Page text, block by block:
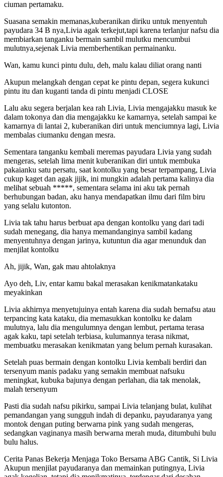
ciuman pertamaku.
Suasana semakin memanas,kuberanikan diriku untuk menyentuh
payudara 34 B nya,Livia agak terkejut,tapi karena terlanjur nafsu dia
membiarkan tanganku bermain sambil mulutku mencumbui
mulutnya,sejenak Livia memberhentikan permainanku.
Wan, kamu kunci pintu dulu, deh, malu kalau diliat orang nanti
Akupun melangkah dengan cepat ke pintu depan, segera kukunci
pintu itu dan kuganti tanda di pintu menjadi CLOSE
Lalu aku segera berjalan kea rah Livia, Livia mengajakku masuk ke
dalam tokonya dan dia mengajakku ke kamarnya, setelah sampai ke
kamarnya di lantai 2, kuberanikan diri untuk menciumnya lagi, Livia
membalas ciumanku dengan mesra.
Sementara tanganku kembali meremas payudara Livia yang sudah
mengeras, setelah lima menit kuberanikan diri untuk membuka
pakaianku satu persatu, saat kontolku yang besar terpampang, Livia
cukup kaget dan agak jijik, ini mungkin adalah pertama kalinya dia
melihat sebuah *****, sementara selama ini aku tak pernah
berhubungan badan, aku hanya mendapatkan ilmu dari film biru
yang selalu kutonton.
Livia tak tahu harus berbuat apa dengan kontolku yang dari tadi
sudah menegang, dia hanya memandanginya sambil kadang
menyentuhnya dengan jarinya, kutuntun dia agar menunduk dan
menjilat kontolku
Ah, jijik, Wan, gak mau ahtolaknya
Ayo deh, Liv, entar kamu bakal merasakan kenikmatankataku
meyakinkan
Livia akhirnya menyetujuinya entah karena dia sudah bernafsu atau
terpancing kata kataku, dia memasukkan kontolku ke dalam
mulutnya, lalu dia mengulumnya dengan lembut, pertama terasa
agak kaku, tapi setelah terbiasa, kulumannya terasa nikmat,
membuatku merasakan kenikmatan yang belum pernah kurasakan.
Setelah puas bermain dengan kontolku Livia kembali berdiri dan
tersenyum manis padaku yang semakin membuat nafsuku
meningkat, kubuka bajunya dengan perlahan, dia tak menolak,
malah tersenyum
Pasti dia sudah nafsu pikirku, sampai Livia telanjang bulat, kulihat
pemandangan yang sungguh indah di depanku, payudaranya yang
montok dengan puting berwarna pink yang sudah mengeras,
sedangkan vaginanya masih berwarna merah muda, ditumbuhi bulu
bulu halus.
Cerita Panas Bekerja Menjaga Toko Bersama ABG Cantik, Si Livia
Akupun menjilat payudaranya dan memainkan putingnya, Livia